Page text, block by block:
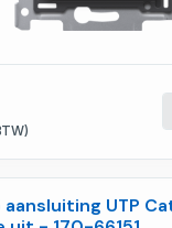
aansluiting UTP